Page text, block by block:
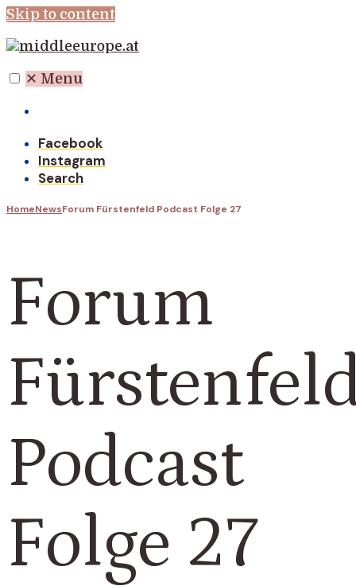
Skip to content
✕ Menu
Facebook
Instagram
Search
HomeNewsForum Fürstenfeld Podcast Folge 27
Forum
Podcast
Folge 27